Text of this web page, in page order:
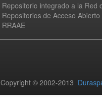
Repositorio integrado a la Red
Repositorios de Acceso
RRAAE
Copyright © 2002-2013